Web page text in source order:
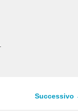
Successivo